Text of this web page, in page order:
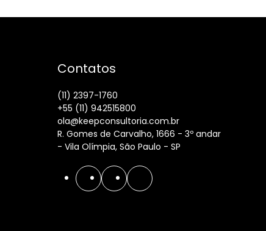
Contatos
(11) 2397-1760
+55 (11) 942515800
ola@keepconsultoria.com.br
R. Gomes de Carvalho, 1666 - 3º andar
- Vila Olímpia, São Paulo - SP